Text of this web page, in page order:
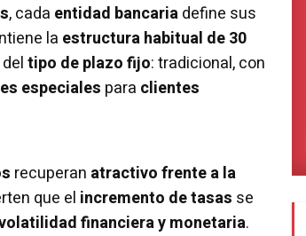
, cada entidad bancariadefine sus
la estructura habitual de 30
tipo de plazo fijo: tradicional, con
especiales para clientes
recuperan atractivo frente a la
que el incremento de tasas se
financiera y monetaria.